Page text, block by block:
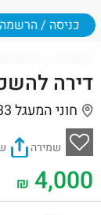
כניסה / הרשמה
דירות
דירה
חוני המעגל 33, נווה עמל, הרצליה
שמירה
4,000
₪